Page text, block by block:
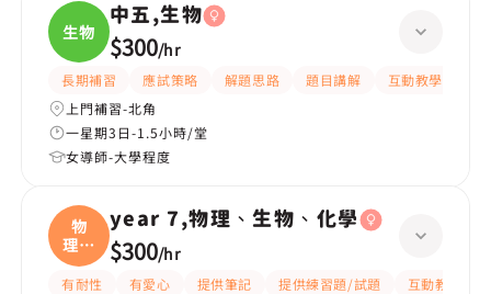
生物
中五,生物
$300/hr
長期補習 應試策略 解題思路 題目講解 互動教學
上門補習-北角
一星期3日-1.5小時/堂
女導師-大學程度
物
理、
生物
year 7,物理、生物、化學
$300/hr
有耐性 有愛心 提供筆記 提供練習題/試題 互動教學